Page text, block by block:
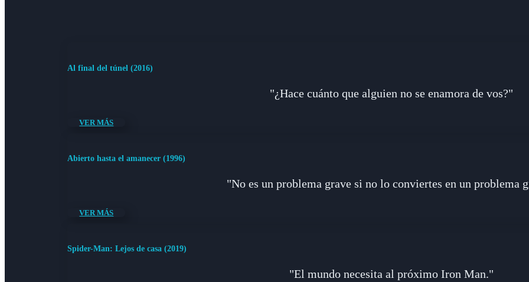
Al final del túnel (2016)
"¿Hace cuánto que alguien no se enamora de vos?"
VER MÁS
Abierto hasta el amanecer (1996)
"No es un problema grave si no lo conviertes en un problema
VER MÁS
Spider-Man: Lejos de casa (2019)
"El mundo necesita al próximo Iron Man."